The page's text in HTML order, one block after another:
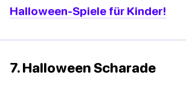
Halloween-Spiele für Kinder!
7. Halloween Scharade